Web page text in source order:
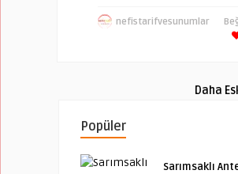
nefistarifvesunumlar
Daha
Popüler
Sarımsaklı